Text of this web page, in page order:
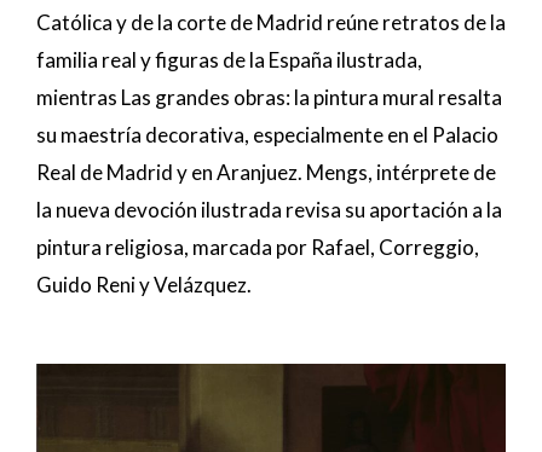
Católica y de la corte de Madrid reúne retratos de la
familia real y figuras de la España ilustrada,
mientras Las grandes obras: la pintura mural resalta
su maestría decorativa, especialmente en el Palacio
Real de Madrid y en Aranjuez. Mengs, intérprete de
la nueva devoción ilustrada revisa su aportación a la
pintura religiosa, marcada por Rafael, Correggio,
Guido Reni y Velázquez.